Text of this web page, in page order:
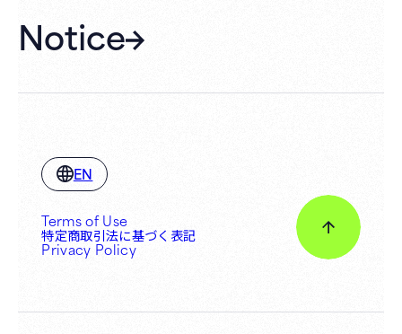
Notice
EN
Terms of Use
特定商取引法に基づく表記
Privacy Policy